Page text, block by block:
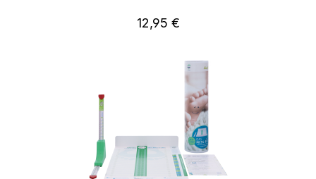
Regulärer Preis:
12,95 €